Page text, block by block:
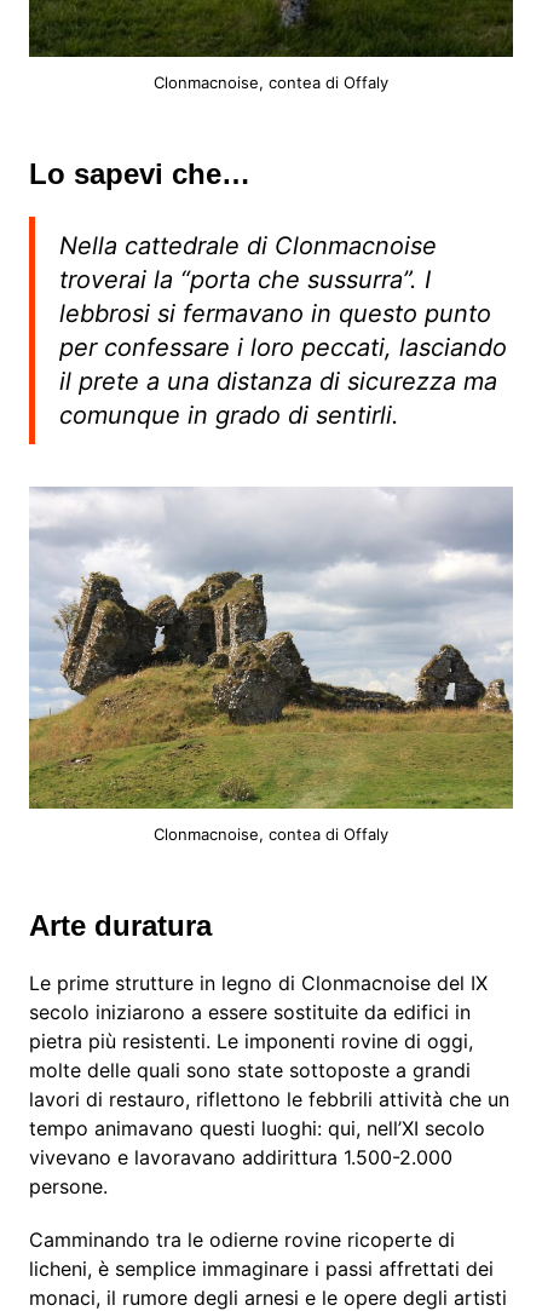
Clonmacnoise, contea di Offaly
Lo sapevi che…
Nella cattedrale di Clonmacnoise
troverai la “porta che sussurra”. I
lebbrosi si fermavano in questo punto
per confessare i loro peccati, lasciando
il prete a una distanza di sicurezza ma
comunque in grado di sentirli.
Clonmacnoise, contea di Offaly
Arte duratura
Le prime strutture in legno di Clonmacnoise del IX
secolo iniziarono a essere sostituite da edifici in
pietra più resistenti. Le imponenti rovine di oggi,
molte delle quali sono state sottoposte a grandi
lavori di restauro, riflettono le febbrili attività che un
tempo animavano questi luoghi: qui, nell’XI secolo
vivevano e lavoravano addirittura 1.500-2.000
persone.
Camminando tra le odierne rovine ricoperte di
licheni, è semplice immaginare i passi affrettati dei
monaci, il rumore degli arnesi e le opere degli artisti